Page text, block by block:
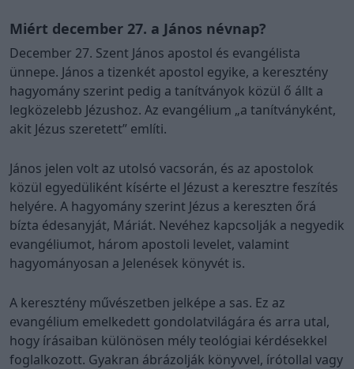
Miért december 27. a János névnap?
December 27. Szent János apostol és evangélista
ünnepe. János a tizenkét apostol egyike, a keresztény
hagyomány szerint pedig a tanítványok közül ő állt a
legközelebb Jézushoz. Az evangélium „a tanítványként,
akit Jézus szeretett” említi.
János jelen volt az utolsó vacsorán, és az apostolok
közül egyedüliként kísérte el Jézust a keresztre feszítés
helyére. A hagyomány szerint Jézus a kereszten őrá
bízta édesanyját, Máriát. Nevéhez kapcsolják a negyedik
evangéliumot, három apostoli levelet, valamint
hagyományosan a Jelenések könyvét is.
A keresztény művészetben jelképe a sas. Ez az
evangélium emelkedett gondolatvilágára és arra utal,
hogy írásaiban különösen mély teológiai kérdésekkel
foglalkozott. Gyakran ábrázolják könyvvel, írótollal vagy